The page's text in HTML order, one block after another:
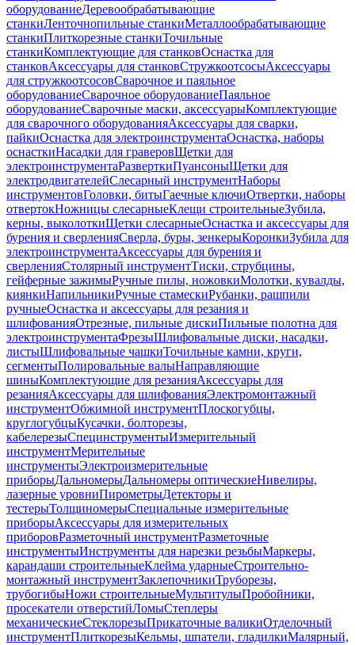
оборудованиеДеревообрабатывающие
станкиЛенточнопильные станкиМеталлообрабатывающие
станкиПлиткорезные станкиТочильные
станкиКомплектующие для станковОснастка для
станковАксессуары для станковСтружкоотсосыАксессуары
для стружкоотсосовСварочное и паяльное
оборудованиеСварочное оборудованиеПаяльное
оборудованиеСварочные маски, аксессуарыКомплектующие
для сварочного оборудованияАксессуары для сварки,
пайкиОснастка для электроинструментаОснастка, наборы
оснасткиНасадки для граверовЩетки для
электроинструментаРазверткиПуансоныЩетки для
электродвигателейСлесарный инструментНаборы
инструментовГоловки, битыГаечные ключиОтвертки, наборы
отвертокНожницы слесарныеКлещи строительныеЗубила,
керны, выколоткиЩетки слесарныеОснастка и аксессуары для
бурения и сверленияСверла, буры, зенкерыКоронкиЗубила для
электроинструментаАксессуары для бурения и
сверленияСтолярный инструментТиски, струбцины,
гейферные зажимыРучные пилы, ножовкиМолотки, кувалды,
киянкиНапильникиРучные стамескиРубанки, рашпили
ручныеОснастка и аксессуары для резания и
шлифованияОтрезные, пильные дискиПильные полотна для
электроинструментаФрезыШлифовальные диски, насадки,
листыШлифовальные чашкиТочильные камни, круги,
сегментыПолировальные валыНаправляющие
шиныКомплектующие для резанияАксессуары для
резанияАксессуары для шлифованияЭлектромонтажный
инструментОбжимной инструментПлоскогубцы,
круглогубцыКусачки, болторезы,
кабелерезыСпецинструментыИзмерительный
инструментМерительные
инструментыЭлектроизмерительные
приборыДальномерыДальномеры оптическиеНивелиры,
лазерные уровниПирометрыДетекторы и
тестерыТолщиномерыСпециальные измерительные
приборыАксессуары для измерительных
приборовРазметочный инструментРазметочные
инструментыИнструменты для нарезки резьбыМаркеры,
карандаши строительныеКлейма ударныеСтроительно-
монтажный инструментЗаклепочникиТруборезы,
трубогибыНожи строительныеМультитулыПробойники,
просекатели отверстийЛомыСтеплеры
механическиеСтеклорезыПрикаточные валикиОтделочный
инструментПлиткорезыКельмы, шпатели, гладилкиМалярный,